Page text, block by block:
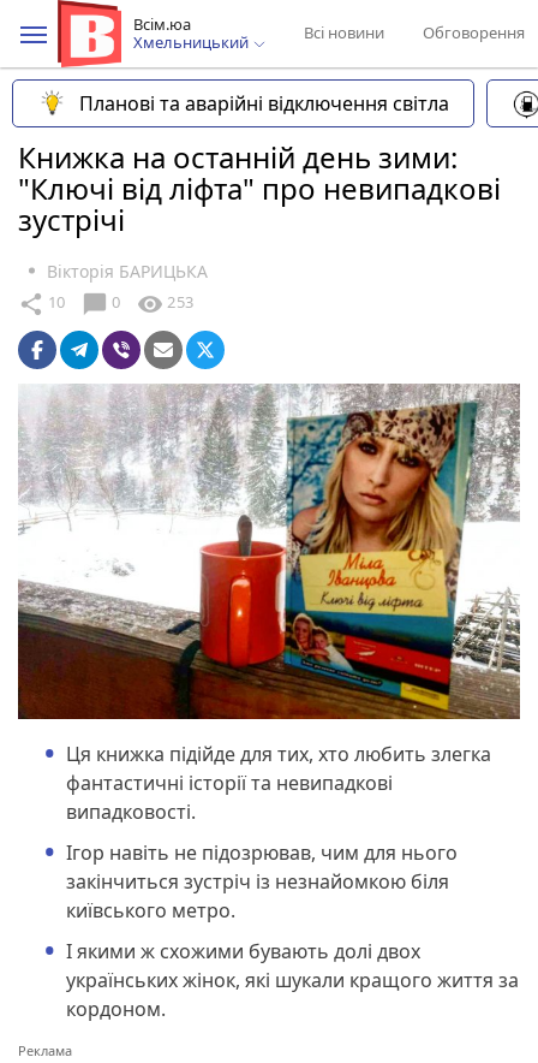
Всім.юа
Хмельницький
Всі новини Обговорення
Планові та аварійні відключення світла
Книжка на останній день зими:
"Ключі від ліфта" про невипадкові
зустрічі
Вікторія БАРИЦЬКА
share 10 chat_bubble 0 visibility 253
Ця книжка підійде для тих, хто любить злегка
фантастичні історії та невипадкові
випадковості.
Ігор навіть не підозрював, чим для нього
закінчиться зустріч із незнайомкою біля
київського метро.
І якими ж схожими бувають долі двох
українських жінок, які шукали кращого життя за
кордоном.